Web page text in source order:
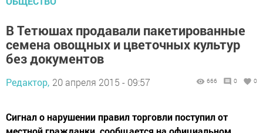
В Тетюшах продавали пакетированные
семена овощных и цветочных культур
без документов
Редактор, 20 апреля 2015 - 09:57 666 0 0
Сигнал о нарушении правил торговли поступил от